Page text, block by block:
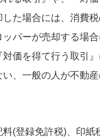
た場合には、消費
パーが売却する場
価を得て行う取引
、一般の人が不動
(登録免許税)、印紙